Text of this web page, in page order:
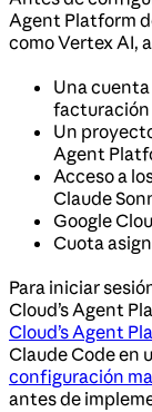
Agent Platform
como Vertex AI,
Una
Un
Agent
Acceso a
Claude
Google
Cuota
Para iniciar
Cloud’s Agent
Cloud’s Agent
Claude Code en
configuración
antes de